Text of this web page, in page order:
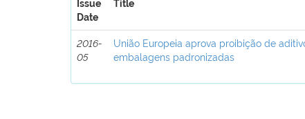
Issue
Date
Title
2016-
05
União Europeia aprova proibição de
embalagens padronizadas